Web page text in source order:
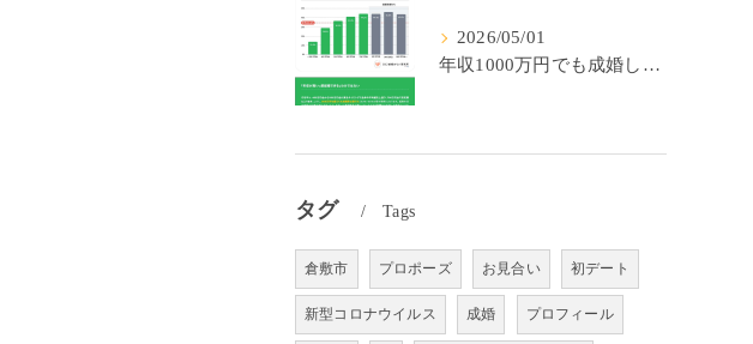
2026/05/01
年収1000万円でも成婚しやすいとは限らない? 「年収帯別の成婚率」のリアル
タグ Tags
倉敷市 プロポーズ お見合い 初デート
新型コロナウイルス 成婚 プロフィール